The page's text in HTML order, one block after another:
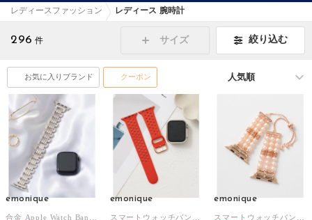
レディースファッション レディース 腕時計
296 件 サイズ 絞り込む
お気に入りブランド クーポン
emonique emonique emonique